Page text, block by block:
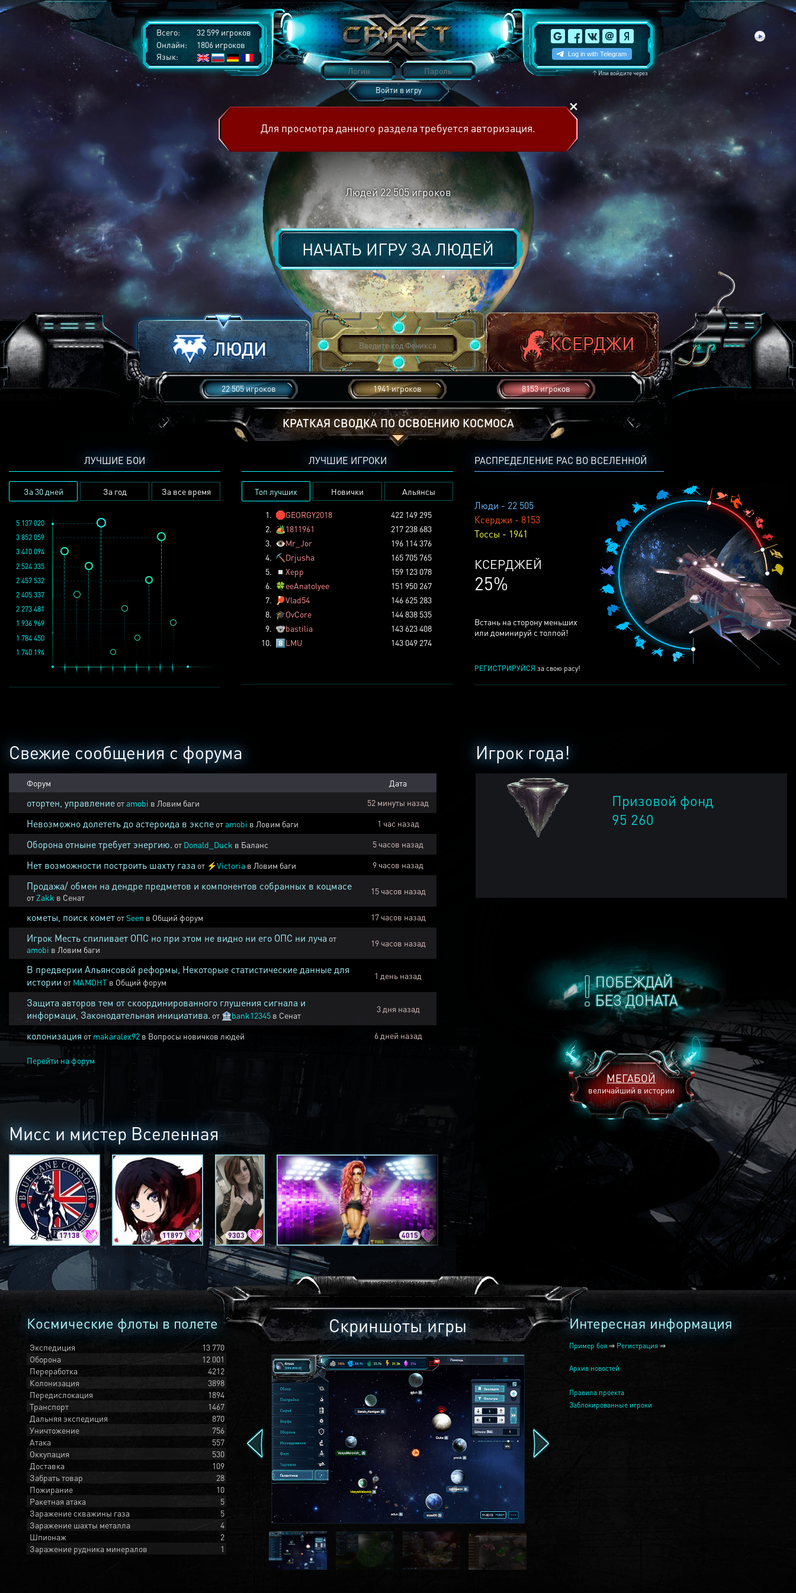
Всего:
32 599 игроков
Онлайн:
1806 игроков
Язык:
↑Или войдите через
Войти в игру
Для просмотра данного раздела требуется авторизация.
Людей 22 505игроков
НАЧАТЬ ИГРУ ЗАЛЮДЕЙ
22 505 игроков 1941 игроков 8153 игроков
КРАТКАЯ СВОДКА ПО ОСВОЕНИЮ КОСМОСА
РАСПРЕДЕЛЕНИЕ РАС ВО ВСЕЛЕННОЙ
Люди - 22 505
Ксерджи - 8153
Тоссы - 1941
КСЕРДЖЕЙ
25%
Встань на сторону меньших
или доминируй с толпой!
РЕГИСТРИРУЙСЯ за свою расу!
ЛУЧШИЕ БОИ
За 30 дней За год За все время
1 936 969
3 852 059
2 457 532
1 784 450
2 273 481
1 740 194
5 137 020
2 524 335
2 405 337
3 410 094
ЛУЧШИЕ ИГРОКИ
Топ лучших Новички Альянсы
1. 🛑GEORGY2018
422 149 295
2. 🏕️1811961
217 238 683
3. 👁️Mr_Jor
196 114 376
4. ⛏️ Drjusha
165 705 765
5.
◽ Xepp
159 123 078
6. 🍀eeAnatolyee
151 950 267
7.
🏓Vlad54
146 625 283
8. 🎓OvCore
144 838 535
9. 🐨bastilia
143 623 408
10. 8️⃣LMU 143 049 274
ПОБЕЖДАЙ
БЕЗ ДОНАТА
МЕГАБОЙ
величайший в истории
Игрок года!
Призовой фонд
95 260
Свежие сообщения с форума
Форум Дата
отортен, управление отamobi в Ловим баги 52 минуты назад
Невозможно долететь до астероида в экспе отamobi в Ловим баги 1 час назад
Оборона отныне требует энергию. от Donald_Duck в Баланс 5 часов назад
Нет возможности построить шахту газа от ⚡Victoria в Ловим баги 9 часов назад
Продажа/ обмен на дендре предметов и компонентов собранных в коцмасе
от Zakk в Сенат
15 часов назад
кометы, поиск комет отSeen в Общий форум 17 часов назад
Игрок Месть спиливает ОПС но при этом не видно ни его ОПС ни луча от
amobi в Ловим баги
19 часов назад
В предверии Альянсовой реформы, Некоторые статистические данные для
истории от MAMOHT в Общий форум
1 день назад
Защита авторов тем от скоординированного глушения сигнала и
информаци, Законодательная инициатива. от 🏦bank12345 в Сенат
3 дня назад
колонизация от makaralex92 в Вопросы новичков людей 6 дней назад
Перейти на форум
Мисс и мистер Вселенная
17138 11897 9303 4015 2240
Космические флоты в полете
Экспедиция
13 770
Оборона
12 001
Переработка
4212
Колонизация
3898
Передислокация
1894
Транспорт
1467
Дальняя экспедиция
870
Уничтожение
756
Атака
557
Оккупация
530
Доставка
109
Забрать товар
28
Пожирание
10
Ракетная атака
5
Заражение скважины газа
5
Заражение шахты металла
4
Шпионаж
2
Заражение рудника минералов
1
Скриншоты игры Интересная информация
Пример боя ⇒ Регистрация ⇒
Архив новостей
Правила проекта
Заблокированные игроки